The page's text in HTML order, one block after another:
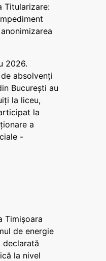
Titularizare:
2026.
absolvenți
București au
la liceu,
la
a
-
Timișoara
de energie
la nivel